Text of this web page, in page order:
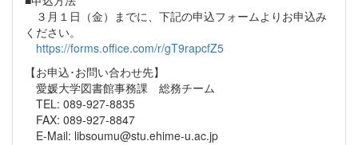
３月１日（金）までに、下記の申込フォームよりお申込み
ください。
https://forms.office.com/r/gT9rapcfZ5
【お申込･お問い合わせ先】
愛媛大学図書館事務課 総務チーム
TEL: 089-927-8835
FAX: 089-927-8847
E-Mail: libsoumu@stu.ehime-u.ac.jp